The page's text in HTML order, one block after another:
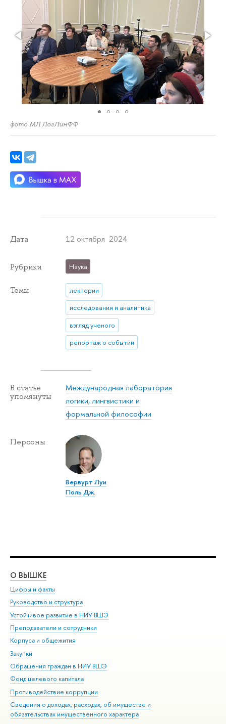
фото МЛ ЛогЛинФФ
Дата 12 октября 2024
Рубрики Наука
Темы
лектории
исследования и аналитика
взгляд ученого
репортаж о событии
В статье
упомянуты
Международная лаборатория
логики, лингвистики и
формальной философии
Персоны
Вервурт Луи
Поль Дж.
О ВЫШКЕ
Цифры и факты
Руководство и структура
Устойчивое развитие в НИУ ВШЭ
Преподаватели и сотрудники
Корпуса и общежития
Закупки
Обращения граждан в НИУ ВШЭ
Фонд целевого капитала
Противодействие коррупции
Сведения о доходах, расходах, об имуществе и
обязательствах имущественного характера